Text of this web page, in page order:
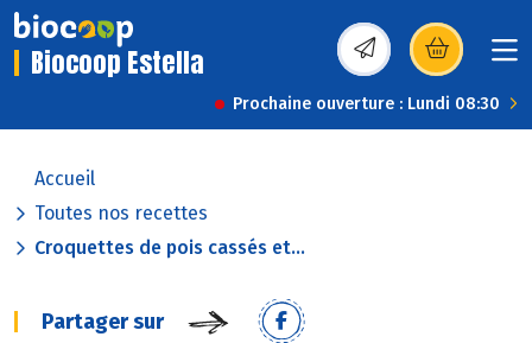
Biocoop Estella (s’ouvre dans une
Prochaine ouverture : Lundi 08:30
Accueil
Toutes nos recettes
Croquettes de pois cassés et...
Partager sur